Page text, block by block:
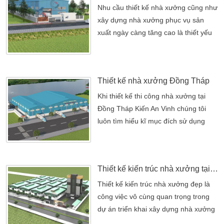
trúc sư giỏi Kiến An Vinh đã và đang
thiết kế & thi công các công trình nhà
xưởng lớn nhỏ […]
Nhu cầu thiết kế nhà xưởng cũng như
xây dựng nhà xưởng phục vụ sản
xuất ngày càng tăng cao là thiết yếu
Thiết kế – Thi công – Xây dựng nhà
xưởng sản xuất, Nhu cầu thiết kế nhà
xưởng cũng như xây dựng nhà xưởng
phục vụ sản xuất ngày càng tăng cao
Thiết kế nhà xưởng Đồng Tháp
Khi thiết kế thi công nhà xưởng tại
Đồng Tháp Kiến An Vinh chúng tôi
luôn tìm hiểu kĩ mục đích sử dụng
hiểu kĩ mục đích sử dụng nhà xưởng
của các doanh nghiệp. Từ đó đưa ra
những giải pháp thiết kế nhà xưởng
khá tối ưu để đem lại […]
Thiết kế kiến trúc nhà xưởng tại Bình Dương
Thiết kế kiến trúc nhà xưởng đẹp là
công việc vô cùng quan trọng trong
dự án triển khai xây dựng nhà xưởng